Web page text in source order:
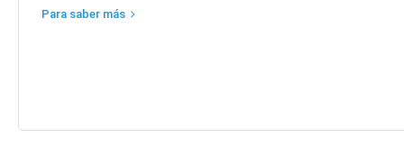
Para saber más